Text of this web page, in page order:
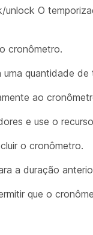
unlock O
cronômetro.
quantidade
ao
e use o
o cronômetro.
a duração
que o